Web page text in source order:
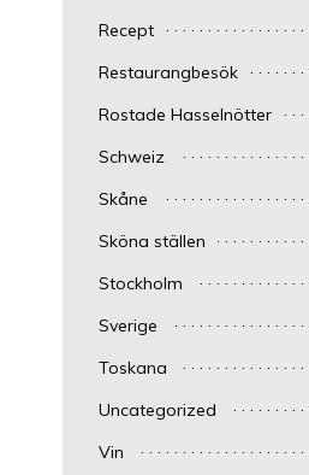
Recept
Restaurangbesök
Rostade Hasselnötter
Schweiz
Skåne
Sköna ställen
Stockholm
Sverige
Toskana
Uncategorized
Vin